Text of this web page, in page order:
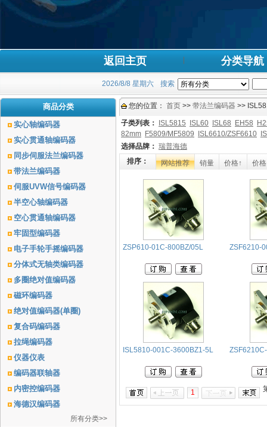
返回主页 分类导航
2026/8/8 星期六 搜索
商品分类
实心轴编码器
实心贯通轴编码器
同步伺服法兰编码器
带法兰编码器
伺服UVW信号编码器
半空心轴编码器
空心贯通轴编码器
牢固型编码器
电子手轮手摇编码器
分体式无轴类编码器
多圈绝对值编码器
磁环编码器
绝对值编码器(单圈)
复合码编码器
拉绳编码器
仪器仪表
编码器联轴器
内密控编码器
海德汉编码器
所有分类>>
您的位置： 首页 >> 带法兰编码器 >>
子类列表： ISL5815 ISL60 ISL68 EH58
82mm F5809/MF5809 ISL6610/ZSF6610
选择品牌： 瑞普海德
排序：
网站推荐 销量 价格↑ 价
ZSP610-01C-800BZ/05L ZSF6210-
ISL5810-001C-3600BZ1-5L
1